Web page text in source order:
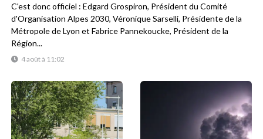
4 août à 11:02
C'est donc officiel : Edgard Grospiron, Président du Comité
d'Organisation Alpes 2030, Véronique Sarselli, Présidente de la
Métropole de Lyon et Fabrice Pannekoucke, Président de la
Région...